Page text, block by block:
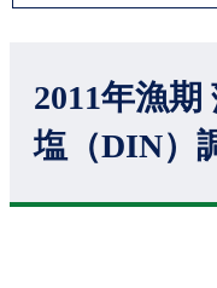
2011年漁
塩（DIN）